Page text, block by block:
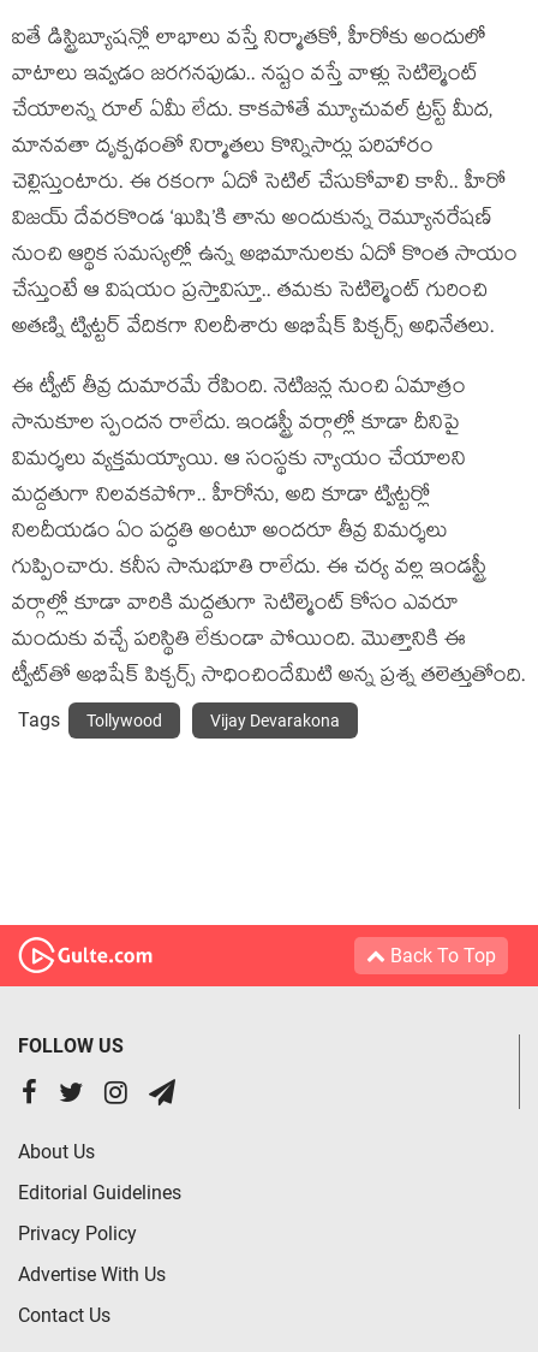
ఐతే డిస్ట్రిబ్యూషన్లో లాభాలు వస్తే నిర్మాతకో, హీరోకు అందులో
వాటాలు ఇవ్వడం జరగనపుడు.. నష్టం వస్తే వాళ్లు సెటిల్మెంట్
చేయాలన్న రూల్ ఏమీ లేదు. కాకపోతే మ్యూచువల్ ట్రస్ట్ మీద,
మానవతా దృక్పథంతో నిర్మాతలు కొన్నిసార్లు పరిహారం
చెల్లిస్తుంటారు. ఈ రకంగా ఏదో సెటిల్ చేసుకోవాలి కానీ.. హీరో
విజయ్ దేవరకొండ ‘ఖుషి’కి తాను అందుకున్న రెమ్యూనరేషణ్
నుంచి ఆర్థిక సమస్యల్లో ఉన్న అభిమానులకు ఏదో కొంత సాయం
చేస్తుంటే ఆ విషయం ప్రస్తావిస్తూ.. తమకు సెటిల్మెంట్ గురించి
అతణ్ని ట్విట్టర్ వేదికగా నిలదీశారు అభిషేక్ పిక్చర్స్ అధినేతలు.
ఈ ట్వీట్ తీవ్ర దుమారమే రేపింది. నెటిజన్ల నుంచి ఏమాత్రం
సానుకూల స్పందన రాలేదు. ఇండస్ట్రీ వర్గాల్లో కూడా దీనిపై
విమర్శలు వ్యక్తమయ్యాయి. ఆ సంస్థకు న్యాయం చేయాలని
మద్దతుగా నిలవకపోగా.. హీరోను, అది కూడా ట్విట్టర్లో
నిలదీయడం ఏం పద్ధతి అంటూ అందరూ తీవ్ర విమర్శలు
గుప్పించారు. కనీస సానుభూతి రాలేదు. ఈ చర్య వల్ల ఇండస్ట్రీ
వర్గాల్లో కూడా వారికి మద్దతుగా సెటిల్మెంట్ కోసం ఎవరూ
మందుకు వచ్చే పరిస్థితి లేకుండా పోయింది. మొత్తానికి ఈ
ట్వీట్‌తో అభిషేక్ పిక్చర్స్ సాధించిందేమిటి అన్న ప్రశ్న తలెత్తుతోంది.
Tags Tollywood Vijay Devarakona
Back To Top
FOLLOW US
About Us
Editorial Guidelines
Privacy Policy
Advertise With Us
Contact Us